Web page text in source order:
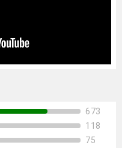
673
118
75